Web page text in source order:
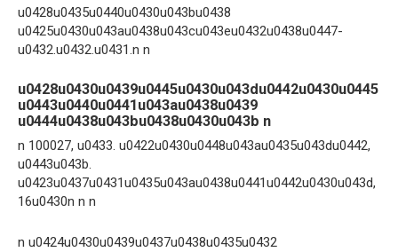
u0428u0435u0440u0430u043bu0438
u0425u0430u043au0438u043cu043eu0432u0438u0447-
u0432.u0432.u0431.n n
u0428u0430u0439u0445u0430u043du0442u0430u0445
u0443u0440u0441u043au0438u0439
u0444u0438u043bu0438u0430u043b n
n 100027, u0433. u0422u0430u0448u043au0435u043du0442,
u0443u043b.
u0423u0437u0431u0435u043au0438u0441u0442u0430u043d,
16u0430n n n
n u0424u0430u0439u0437u0438u0435u0432